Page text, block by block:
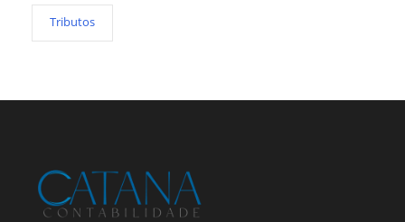
Tributos